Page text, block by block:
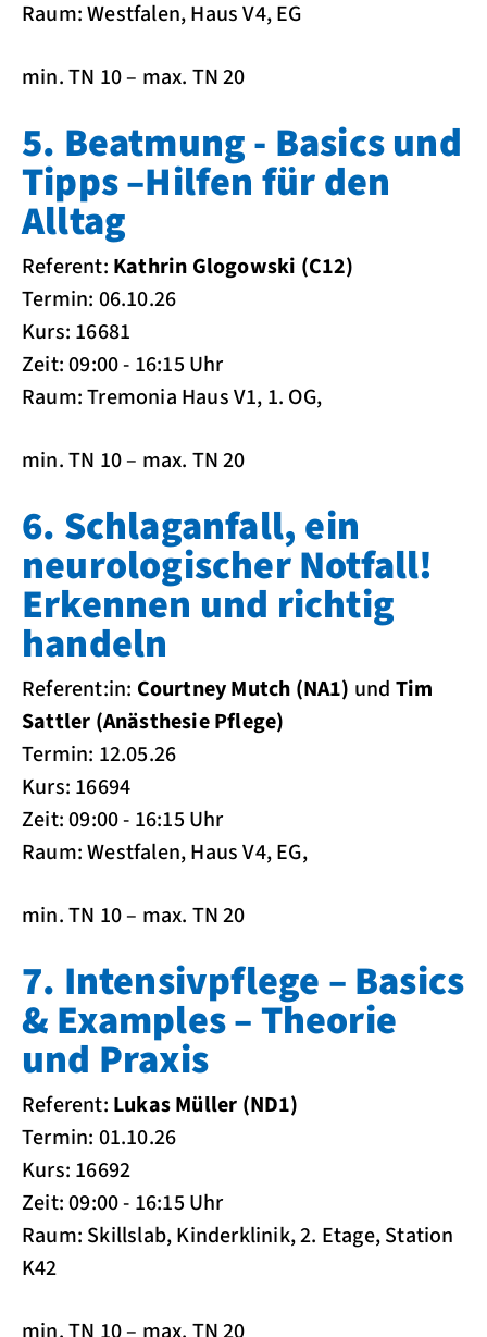
Raum: Westfalen, Haus V4, EG
min. TN 10 – max. TN 20
5. Beatmung - Basics und
Tipps –Hilfen für den
Alltag
Referent: Kathrin Glogowski (C12)
Termin: 06.10.26
Kurs: 16681
Zeit: 09:00 - 16:15 Uhr
Raum: Tremonia Haus V1, 1. OG,
min. TN 10 – max. TN 20
6. Schlaganfall, ein
neurologischer Notfall!
Erkennen und richtig
handeln
Referent:in: Courtney Mutch (NA1) und Tim
Sattler (Anästhesie Pflege)
Termin: 12.05.26
Kurs: 16694
Zeit: 09:00 - 16:15 Uhr
Raum: Westfalen, Haus V4, EG,
min. TN 10 – max. TN 20
7. Intensivpflege – Basics
& Examples – Theorie
und Praxis
Referent: Lukas Müller (ND1)
Termin: 01.10.26
Kurs: 16692
Zeit: 09:00 - 16:15 Uhr
Raum: Skillslab, Kinderklinik, 2. Etage, Station
K42